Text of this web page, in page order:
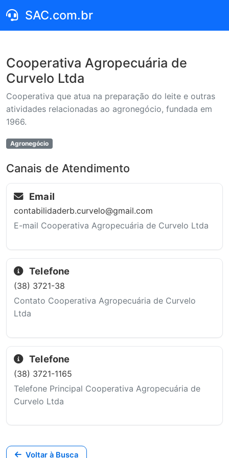
SAC.com.br
Cooperativa Agropecuária de
Curvelo Ltda
Cooperativa que atua na preparação do leite e outras
atividades relacionadas ao agronegócio, fundada em
1966.
Agronegócio
Canais de Atendimento
Email
contabilidaderb.curvelo@gmail.com
E-mail Cooperativa Agropecuária de Curvelo Ltda
Telefone
(38) 3721-38
Contato Cooperativa Agropecuária de Curvelo
Ltda
Telefone
(38) 3721-1165
Telefone Principal Cooperativa Agropecuária de
Curvelo Ltda
Voltar à Busca